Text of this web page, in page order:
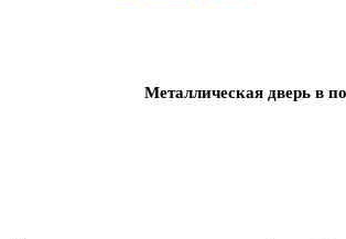
Металлическая дверь в